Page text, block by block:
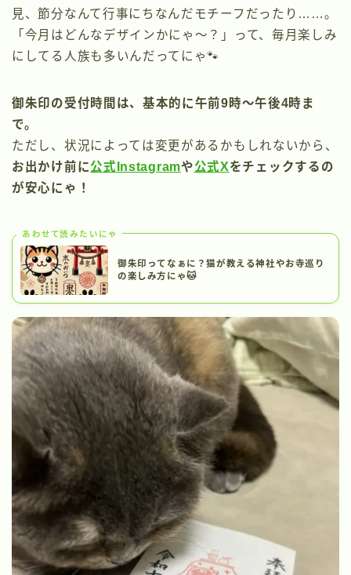
見、節分なんて行事にちなんだモチーフだったり……。
「今月はどんなデザインかにゃ〜？」って、毎月楽しみ
にしてる人族も多いんだってにゃ🐾
御朱印の受付時間は、基本的に午前9時〜午後4時ま
で。
ただし、状況によっては変更があるかもしれないから、
お出かけ前に公式Instagramや公式Xをチェックするの
が安心にゃ！
あわせて読みたいにゃ
御朱印ってなぁに？猫が教える神社やお寺巡り
の楽しみ方にゃ🐱